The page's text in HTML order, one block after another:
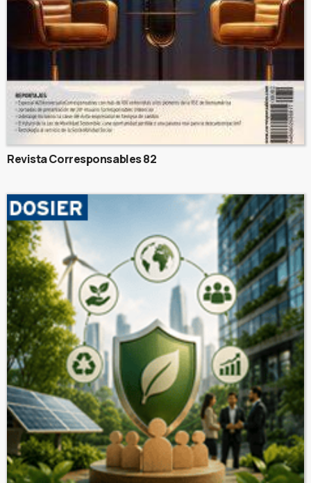
Revista Corresponsables 82